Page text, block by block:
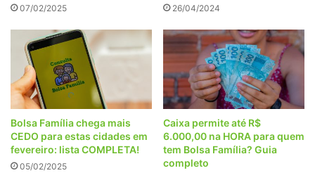
07/02/2025 26/04/2024
Bolsa Família chega mais
CEDO para estas cidades em
fevereiro: lista COMPLETA!
05/02/2025
Caixa permite até R$
6.000,00 na HORA para quem
tem Bolsa Família? Guia
completo